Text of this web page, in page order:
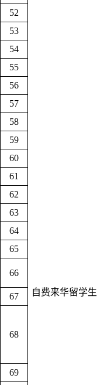
自费来华留学生
52
53
54
55
56
57
58
59
60
61
62
63
64
65
66
67
68
69